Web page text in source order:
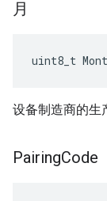
月
uint8_t
设备制造商的生
PairingCode